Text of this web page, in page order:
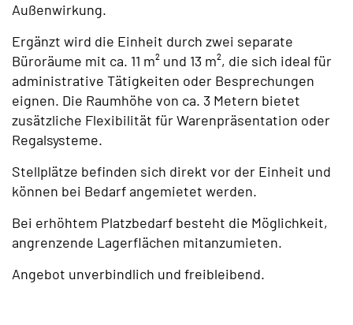
Außenwirkung.
Ergänzt wird die Einheit durch zwei separate
Büroräume mit ca. 11 m² und 13 m², die sich ideal für
administrative Tätigkeiten oder Besprechungen
eignen. Die Raumhöhe von ca. 3 Metern bietet
zusätzliche Flexibilität für Warenpräsentation oder
Regalsysteme.
Stellplätze befinden sich direkt vor der Einheit und
können bei Bedarf angemietet werden.
Bei erhöhtem Platzbedarf besteht die Möglichkeit,
angrenzende Lagerflächen mitanzumieten.
Angebot unverbindlich und freibleibend.